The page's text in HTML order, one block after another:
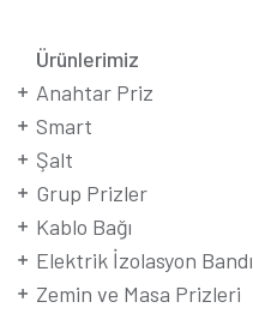
Ürünlerimiz
Anahtar Priz
Smart
Şalt
Grup Prizler
Kablo Bağı
Elektrik İzolasyon Bandı
Zemin ve Masa Prizleri